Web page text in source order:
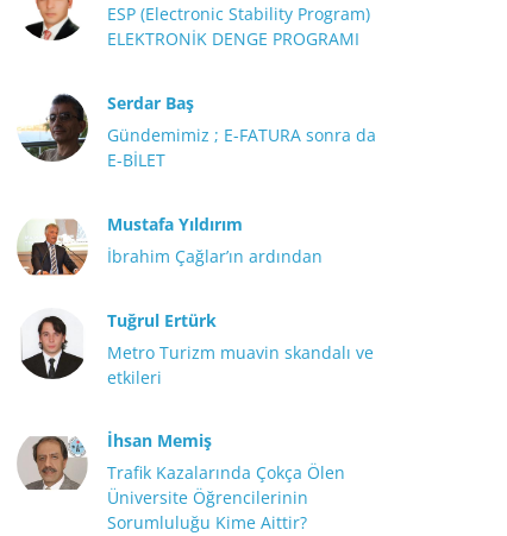
ESP (Electronic Stability Program)
ELEKTRONİK DENGE PROGRAMI
Serdar Baş
Gündemimiz ; E-FATURA sonra da
E-BİLET
Mustafa Yıldırım
İbrahim Çağlar’ın ardından
Tuğrul Ertürk
Metro Turizm muavin skandalı ve
etkileri
İhsan Memiş
Trafik Kazalarında Çokça Ölen
Üniversite Öğrencilerinin
Sorumluluğu Kime Aittir?